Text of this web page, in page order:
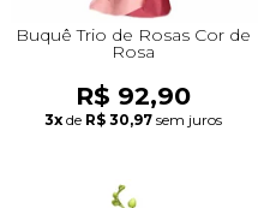
Buquê Trio de Rosas Cor de
Rosa
R$ 92,90
3x de R$ 30,97 sem juros